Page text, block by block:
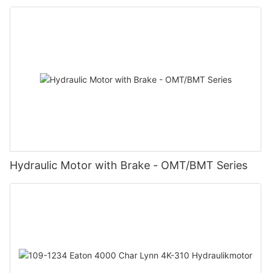
Hydraulic Motor with Brake - OMT/BMT Series